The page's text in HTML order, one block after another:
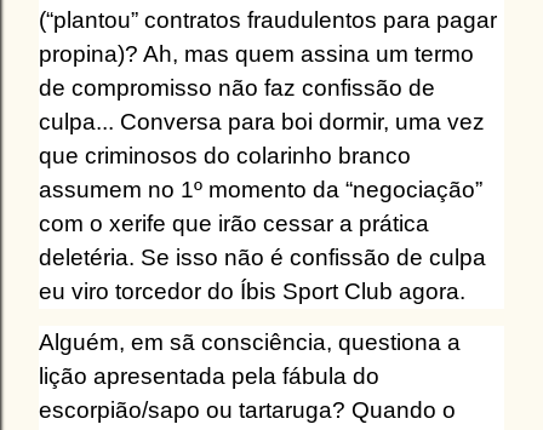
(“plantou” contratos fraudulentos para pagar
propina)? Ah, mas quem assina um termo
de compromisso não faz confissão de
culpa... Conversa para boi dormir, uma vez
que criminosos do colarinho branco
assumem no 1º momento da “negociação”
com o xerife que irão cessar a prática
deletéria. Se isso não é confissão de culpa
eu viro torcedor do Íbis Sport Club agora.
Alguém, em sã consciência, questiona a
lição apresentada pela fábula do
escorpião/sapo ou tartaruga? Quando o